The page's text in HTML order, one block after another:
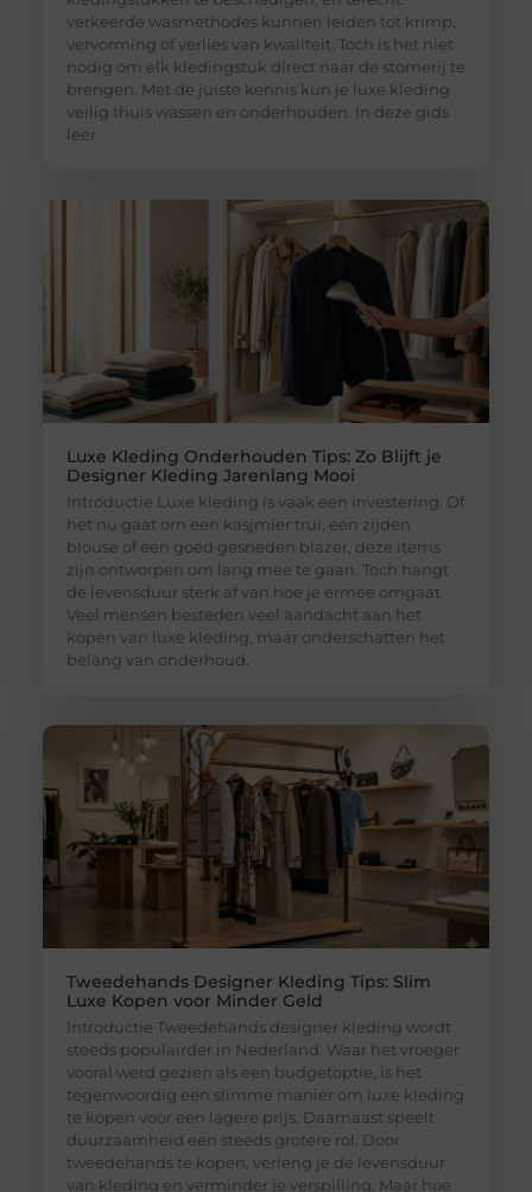
verkeerde wasmethodes kunnen leiden tot krimp,
vervorming of verlies van kwaliteit. Toch is het niet
nodig om elk kledingstuk direct naar de stomerij te
brengen. Met de juiste kennis kun je luxe kleding
veilig thuis wassen en onderhouden. In deze gids
leer
Luxe Kleding Onderhouden Tips: Zo Blijft je
Designer Kleding Jarenlang Mooi
Introductie Luxe kleding is vaak een investering. Of
het nu gaat om een kasjmier trui, een zijden
blouse of een goed gesneden blazer, deze items
zijn ontworpen om lang mee te gaan. Toch hangt
de levensduur sterk af van hoe je ermee omgaat.
Veel mensen besteden veel aandacht aan het
kopen van luxe kleding, maar onderschatten het
belang van onderhoud.
Tweedehands Designer Kleding Tips: Slim
Luxe Kopen voor Minder Geld
Introductie Tweedehands designer kleding wordt
steeds populairder in Nederland. Waar het vroeger
vooral werd gezien als een budgetoptie, is het
tegenwoordig een slimme manier om luxe kleding
te kopen voor een lagere prijs. Daarnaast speelt
duurzaamheid een steeds grotere rol. Door
tweedehands te kopen, verleng je de levensduur
van kleding en verminder je verspilling. Maar hoe